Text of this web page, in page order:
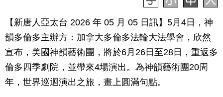
【新唐人亞太台 2026 年 05 月 05 日訊】5月4日，神
韻多倫多主辦方：加拿大多倫多法輪大法學會，欣然
宣布，美國神韻藝術團，將於6月26日至28日，重返多
倫多四季劇院，並帶來4場演出。為神韻藝術團20周
年，世界巡迴演出之旅，畫上圓滿句點。